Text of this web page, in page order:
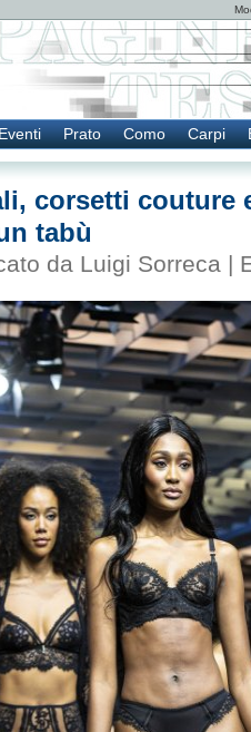
Prato Como Carpi
corsetti couture
tabù
da Luigi Sorreca |